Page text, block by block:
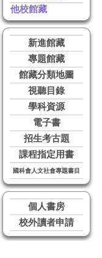
他校館藏
新進館藏
專題館藏
館藏分類地圖
視聽目錄
學科資源
電子書
招生考古題
課程指定用書
國科會人文社會專題書目
個人書房
校外讀者申請